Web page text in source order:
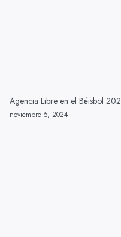
Agencia Libre en el Béisbol
noviembre 5, 2024